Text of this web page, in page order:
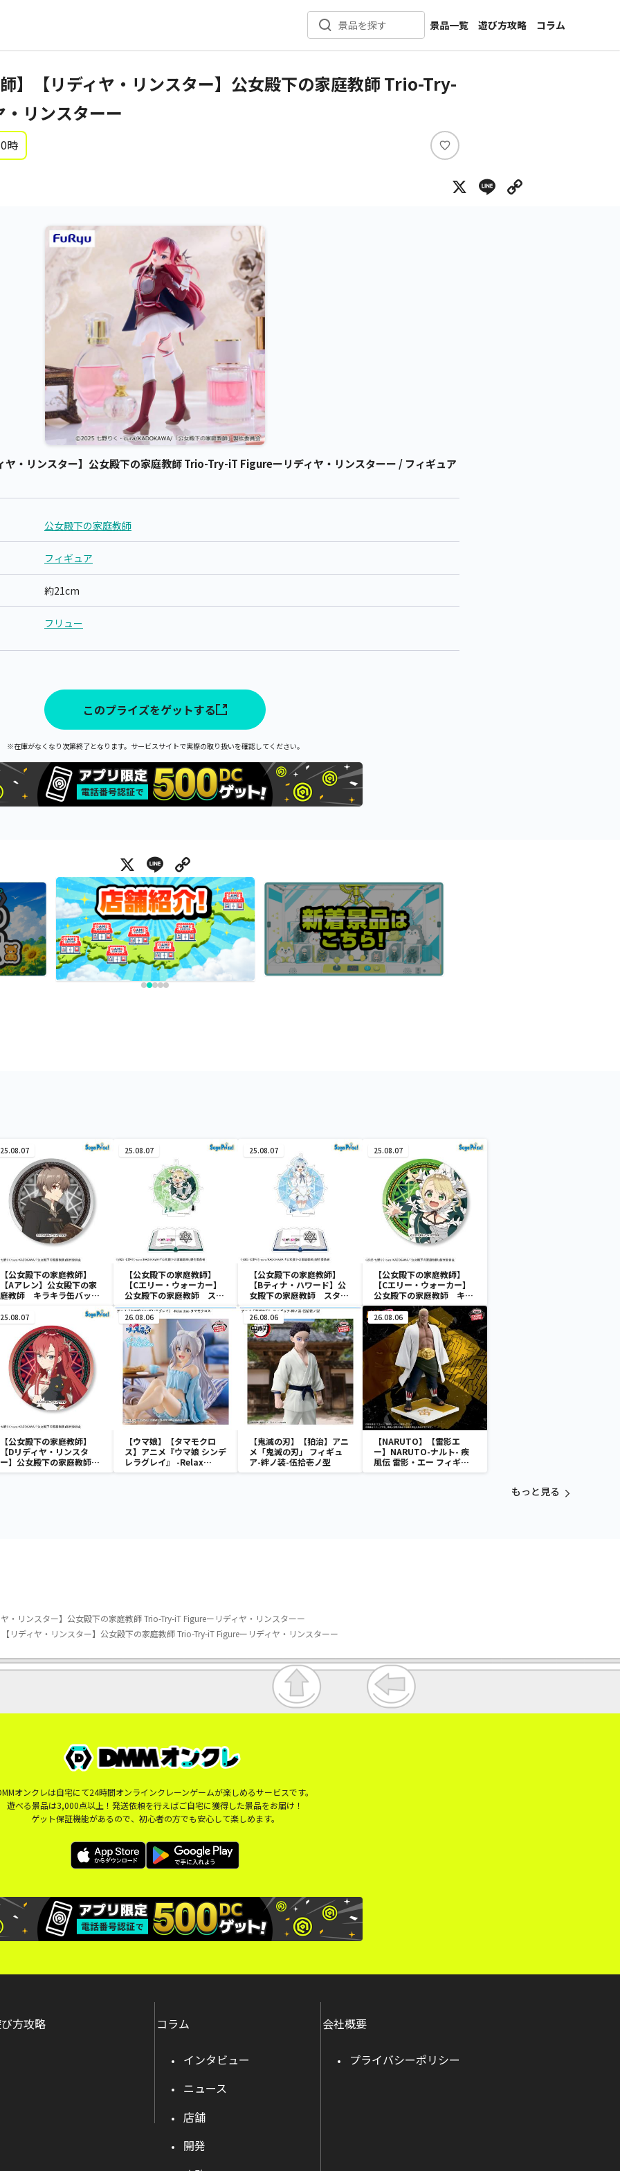
景品を探す
景品一覧
新着景品
作品名一覧
遊び方攻略
コラム
インタビュー
】【リディヤ・リンスター】公女殿下の家庭教師 Trio-Try-
リンスターー
時
い
ね
X Line
ヤ・リンスター】公女殿下の家庭教師 Trio-Try-iT Figureーリディヤ・リンスターー / フィギュア
公女殿下の家庭教師
フィギュア
約21cm
フリュー
このプライズをゲットする
※在庫がなくなり次第終了となります。サービスサイトで実際の取り扱いを確認してください。
X Line
25.08.07
【公女殿下の家庭教師】
【Aアレン】公女殿下の家
庭教師 キラキラ缶バッジ
25.08.07
【公女殿下の家庭教師】
【Cエリー・ウォーカー】
公女殿下の家庭教師 スタ
ンド付ビッグアクリルキー
チェーン（EX）
25.08.07
【公女殿下の家庭教師】
【Bティナ・ハワード】公
女殿下の家庭教師 スタン
ド付ビッグアクリルキーチ
ェーン（EX）
25.08.07
【公女殿下の家庭教師】
【Cエリー・ウォーカー】
公女殿下の家庭教師 キラ
キラ缶バッジ（EX）
25.08.07
【公女殿下の家庭教師】
【Dリディヤ・リンスタ
ー】公女殿下の家庭教師
キラキラ缶バッジ（EX）
26.08.06
【ウマ娘】【タマモクロ
ス】アニメ『ウマ娘 シンデ
レラグレイ』 -Relax
time-タマモクロス
26.08.06
【鬼滅の刃】【狛治】アニ
メ「鬼滅の刃」 フィギュ
ア-絆ノ装-伍拾壱ノ型
26.08.06
【NARUTO】【雷影エ
ー】NARUTO-ナルト- 疾
風伝 雷影・エー フィギュ
ア～五影集結…!!～
もっと見る
・リンスター】公女殿下の家庭教師 Trio-Try-iT Figureーリディヤ・リンスターー
リディヤ・リンスター】公女殿下の家庭教師 Trio-Try-iT Figureーリディヤ・リンスターー
オンクレは自宅にて24時間オンラインクレーンゲームが楽しめるサービスです。
遊べる景品は3,000点以上！発送依頼を行えばご自宅に獲得した景品をお届け！
ゲット保証機能があるので、初心者の方でも安心して楽しめます。
方攻略 コラム
インタビュー
ニュース
店舗
開発
会社概要
プライバシーポリシー